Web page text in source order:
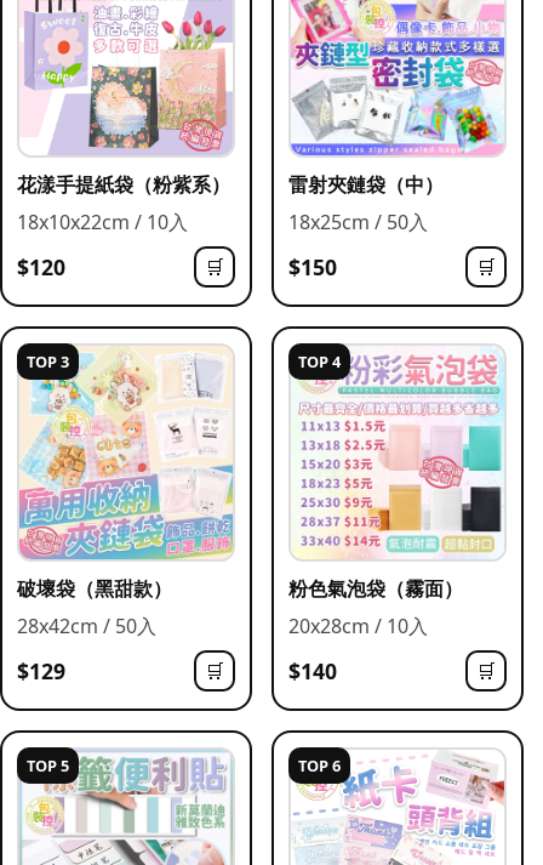
花漾手提紙袋（粉紫系）
18x10x22cm / 10入
$120 🛒
雷射夾鏈袋（中）
18x25cm / 50入
$150 🛒
TOP 3
破壞袋（黑甜款）
28x42cm / 50入
$129 🛒
TOP 4
粉色氣泡袋（霧面）
20x28cm / 10入
$140 🛒
TOP 5 TOP 6